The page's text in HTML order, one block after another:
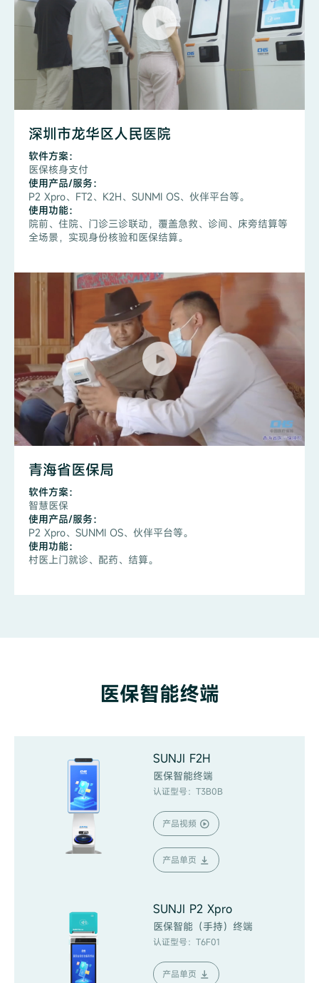
深圳市龙华区人民医院
软件方案：
医保核身支付
使用产品/服务：
P2 Xpro、FT2、K2H、SUNMI OS、伙伴平台等。
使用功能：
院前、住院、门诊三诊联动，覆盖急救、诊间、床旁结算等
全场景，实现身份核验和医保结算。
青海省医保局
软件方案：
智慧医保
使用产品/服务：
P2 Xpro、SUNMI OS、伙伴平台等。
使用功能：
村医上门就诊、配药、结算。
医保智能终端
SUNJI F2H
医保智能终端
认证型号：T3B0B
产品视频
产品单页
SUNJI P2 Xpro
医保智能（手持）终端
认证型号：T6F01
产品单页